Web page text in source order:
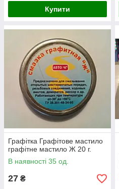
Купити
Графітка Графітове мастило
графітне мастило Ж 20 г.
В наявності 35 од.
27 ₴